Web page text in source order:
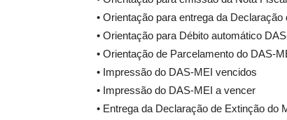
• Orientação para entrega da
• Orientação para Débito automático
• Orientação de Parcelamento do DAS-
• Impressão do DAS-MEI vencidos
• Impressão do DAS-MEI a vencer
• Entrega da Declaração de Extinção do